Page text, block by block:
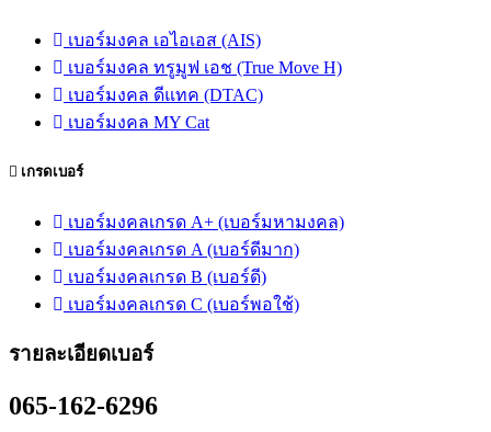
เบอร์มงคล เอไอเอส (AIS)
เบอร์มงคล ทรูมูฟ เอช (True Move H)
เบอร์มงคล ดีแทค (DTAC)
เบอร์มงคล MY Cat
เกรดเบอร์
เบอร์มงคลเกรด A+ (เบอร์มหามงคล)
เบอร์มงคลเกรด A (เบอร์ดีมาก)
เบอร์มงคลเกรด B (เบอร์ดี)
เบอร์มงคลเกรด C (เบอร์พอใช้)
รายละเอียดเบอร์
065-162-6296